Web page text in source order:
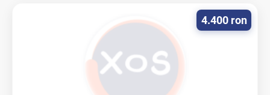
4.400 ron